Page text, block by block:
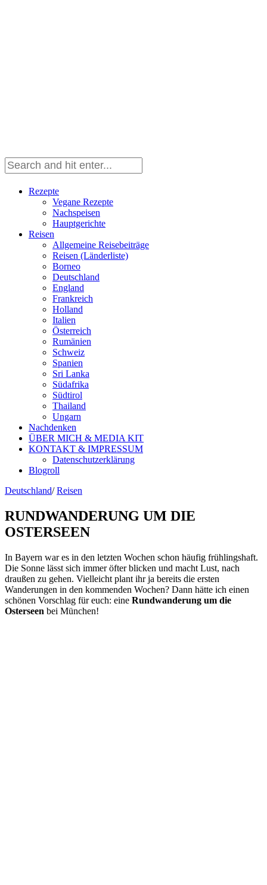
Rezepte
Vegane Rezepte
Nachspeisen
Hauptgerichte
Reisen
Allgemeine Reisebeiträge
Reisen (Länderliste)
Borneo
Deutschland
England
Frankreich
Holland
Italien
Österreich
Rumänien
Schweiz
Spanien
Sri Lanka
Südafrika
Südtirol
Thailand
Ungarn
Nachdenken
ÜBER MICH & MEDIA KIT
KONTAKT & IMPRESSUM
Datenschutzerklärung
Blogroll
Deutschland/ Reisen
RUNDWANDERUNG UM DIE
OSTERSEEN
In Bayern war es in den letzten Wochen schon häufig frühlingshaft.
Die Sonne lässt sich immer öfter blicken und macht Lust, nach
draußen zu gehen. Vielleicht plant ihr ja bereits die ersten
Wanderungen in den kommenden Wochen? Dann hätte ich einen
schönen Vorschlag für euch: eine Rundwanderung um die
Osterseen bei München!